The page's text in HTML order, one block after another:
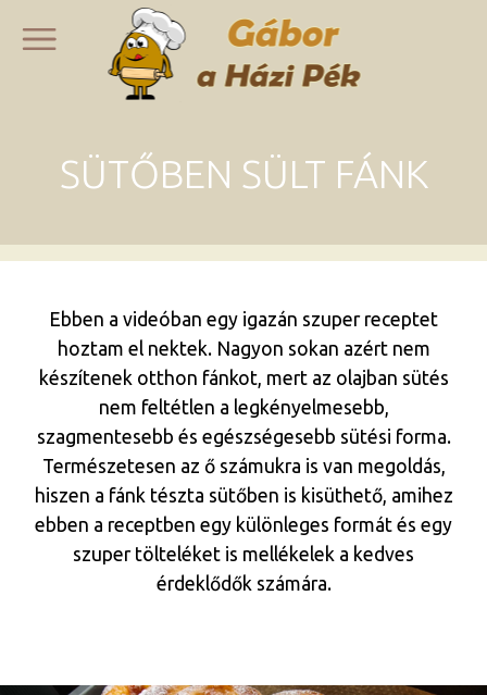
SÜTŐBEN SÜLT FÁNK
Ebben a videóban egy igazán szuper receptet
hoztam el nektek. Nagyon sokan azért nem
készítenek otthon fánkot, mert az olajban sütés
nem feltétlen a legkényelmesebb,
szagmentesebb és egészségesebb sütési forma.
Természetesen az ő számukra is van megoldás,
hiszen a fánk tészta sütőben is kisüthető, amihez
ebben a receptben egy különleges formát és egy
szuper tölteléket is mellékelek a kedves
érdeklődők számára.